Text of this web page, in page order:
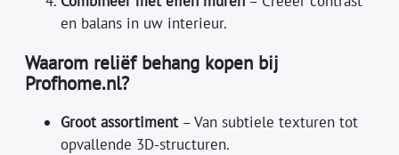
en balans in uw interieur.
Waarom reliëf behang kopen bij
Profhome.nl?
Groot assortiment– Van subtiele texturen tot
opvallende 3D-structuren.